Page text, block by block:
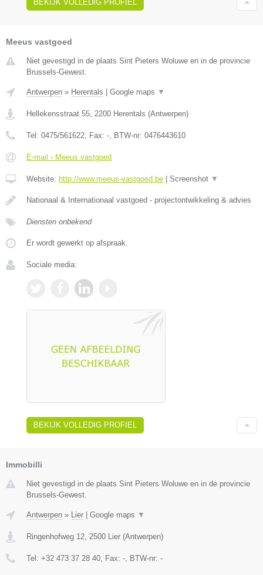
BEKIJK VOLLEDIG PROFIEL
Meeus vastgoed
Niet gevestigd in de plaats Sint Pieters Woluwe en in de provincie
Brussels-Gewest.
Antwerpen » Herentals Google maps ▼
Hellekensstraat 55, 2200 Herentals (Antwerpen)
Tel: 0475/561622, Fax: -, BTW-nr: 0476443610
E-mail › Meeus vastgoed
Website: http://www.meeus-vastgoed.be Screenshot ▼
Nationaal & Internationaal vastgoed - projectontwikkeling & advies
Diensten onbekend
Er wordt gewerkt op afspraak.
Sociale media:
BEKIJK VOLLEDIG PROFIEL
Immobilli
Niet gevestigd in de plaats Sint Pieters Woluwe en in de provincie
Brussels-Gewest.
Antwerpen » Lier Google maps ▼
Ringenhofweg 12, 2500 Lier (Antwerpen)
Tel: +32 473 37 28 40, Fax: -, BTW-nr: -